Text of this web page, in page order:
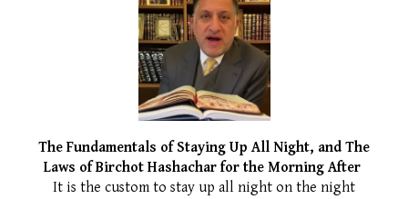
The Fundamentals of Staying Up All Night, and The
Laws of Birchot Hashachar for the Morning After
It is the custom to stay up all night on the night